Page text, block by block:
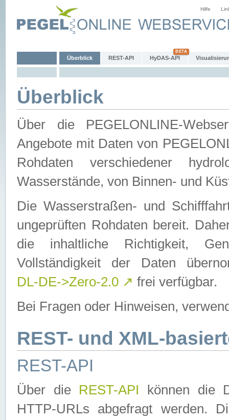
Hilfe
Überblick REST-API HyDAS-API
Überblick
Über die PEGELONLINE-
Angebote mit Daten von
Rohdaten verschiedener
Wasserstände, von Binnen- und
Die Wasserstraßen- und
ungeprüften Rohdaten bereit.
die inhaltliche Richtigkeit,
Vollständigkeit der Daten
DL-DE->Zero-2.0 ↗ frei verfügbar.
Bei Fragen oder Hinweisen,
REST- und XML-
REST-API
Über die REST-API können die
HTTP-URLs abgefragt werden.